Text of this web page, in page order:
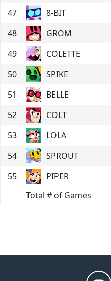
47
8-BIT
48
GROM
49
COLETTE
50
SPIKE
51
BELLE
52
COLT
53
LOLA
54
SPROUT
55
PIPER
Total # of Games